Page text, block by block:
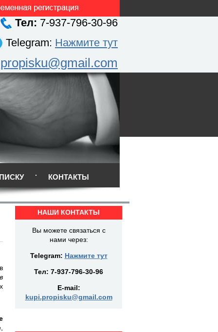
Тел: 7-937-796-30-96
Telegram: Нажмите тут
КОНТАКТЫ
НАШИ КОНТАКТЫ
Вы можете связаться с
нами через:
Telegram: Нажмите тут
Тел: 7-937-796-30-96
E-mail:
kupi.propisku@gmail.com